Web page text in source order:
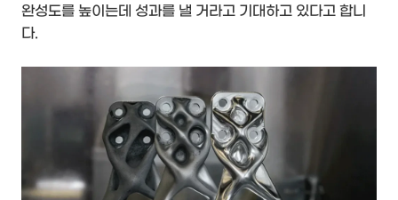
완성도를 높이는데 성과를 낼 거라고 기대하고 있다고 합니
다.